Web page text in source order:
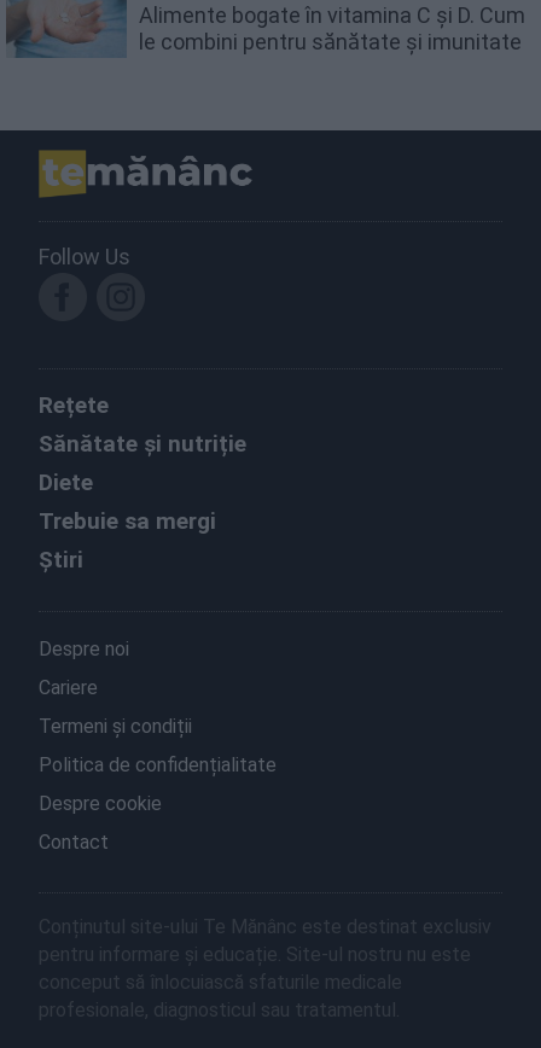
Alimente bogate în vitamina C și D. Cum
le combini pentru sănătate și imunitate
Follow Us
Rețete
Sănătate și nutriție
Diete
Trebuie sa mergi
Știri
Despre noi
Cariere
Termeni și condiții
Politica de confidențialitate
Despre cookie
Contact
Conținutul site-ului Te Mănânc este destinat exclusiv
pentru informare și educație. Site-ul nostru nu este
conceput să înlocuiască sfaturile medicale
profesionale, diagnosticul sau tratamentul.